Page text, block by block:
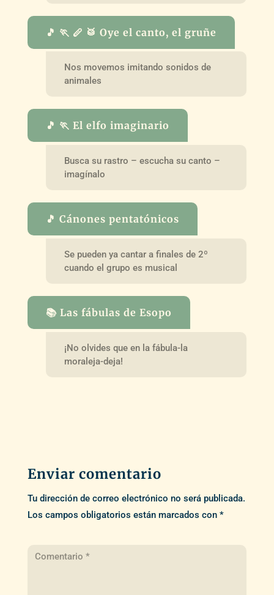
🎵 🏃 🪈 🥁 Oye el canto, el gruñe
Nos movemos imitando sonidos de
animales
🎵 🏃 El elfo imaginario
Busca su rastro – escucha su canto –
imagínalo
🎵 Cánones pentatónicos
Se pueden ya cantar a finales de 2º
cuando el grupo es musical
📚 Las fábulas de Esopo
¡No olvides que en la fábula-la
moraleja-deja!
Enviar comentario
Tu dirección de correo electrónico no será publicada.
Los campos obligatorios están marcados con *